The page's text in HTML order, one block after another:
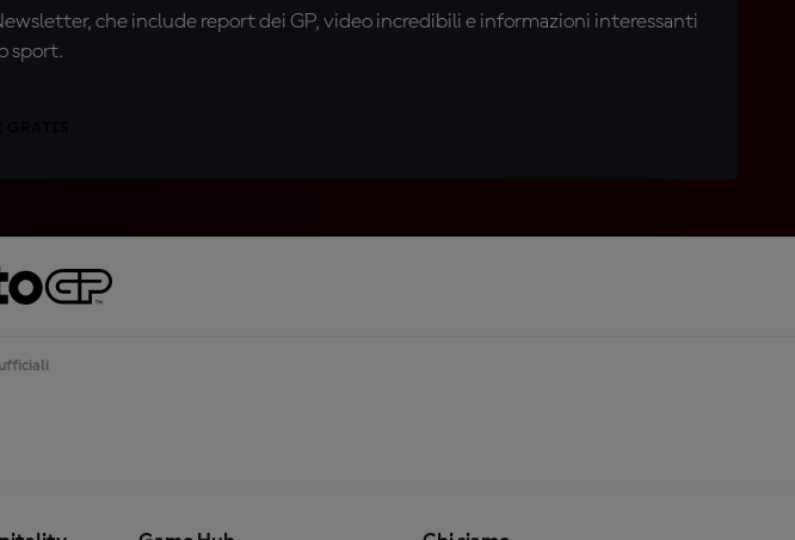
che include report dei GP, video incredibili e informazioni interessanti
sport.